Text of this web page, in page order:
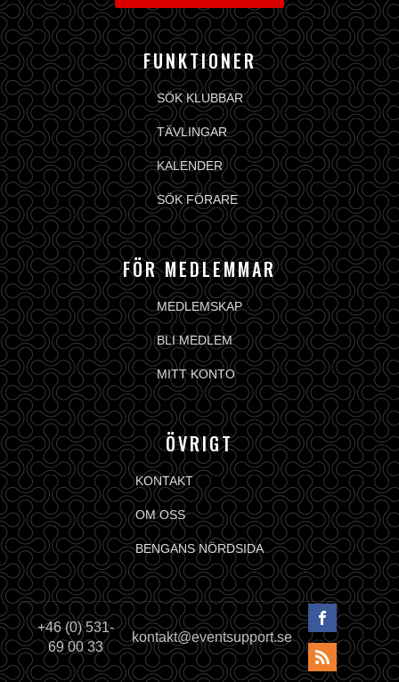
FUNKTIONER
SÖK KLUBBAR
TÄVLINGAR
KALENDER
SÖK FÖRARE
FÖR MEDLEMMAR
MEDLEMSKAP
BLI MEDLEM
MITT KONTO
ÖVRIGT
KONTAKT
OM OSS
BENGANS NÖRDSIDA
+46 (0) 531-
69 00 33
kontakt@eventsupport.se